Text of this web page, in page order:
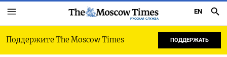
РУССКАЯ СЛУЖБА
EN
Поддержите The Moscow Times ПОДДЕРЖАТЬ